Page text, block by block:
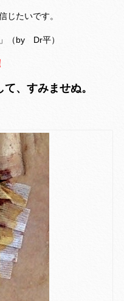
じたいです。
（by Dr平）
、すみませぬ。